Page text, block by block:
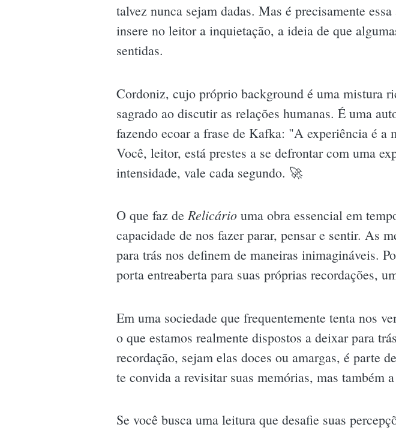
talvez nunca sejam dadas. Mas é precisamente
insere no leitor a inquietação, a ideia de que
sentidas.
Cordoniz, cujo próprio background é uma mistura
sagrado ao discutir as relações humanas. É uma
fazendo ecoar a frase de Kafka: "A experiência é a
Você, leitor, está prestes a se defrontar com uma
intensidade, vale cada segundo. 🚀
O que faz de Relicário uma obra essencial em
capacidade de nos fazer parar, pensar e sentir. As
para trás nos definem de maneiras inimagináveis.
porta entreaberta para suas próprias recordações,
Em uma sociedade que frequentemente tenta nos
o que estamos realmente dispostos a deixar para
recordação, sejam elas doces ou amargas, é parte
te convida a revisitar suas memórias, mas também
Se você busca uma leitura que desafie suas